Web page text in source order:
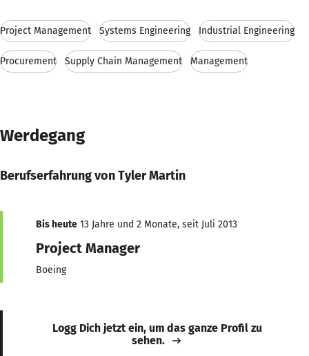
Project Management Systems Engineering Industrial Engineering
Procurement Supply Chain Management Management
Werdegang
Berufserfahrung von Tyler Martin
Bis heute 13 Jahre und 2 Monate, seit Juli 2013
Project Manager
Boeing
Logg Dich jetzt ein, um das ganze Profil zu
sehen.